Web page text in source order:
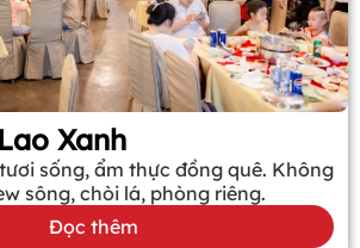
Xanh
sống, ẩm thực đồng quê. Không
sông, chòi lá, phòng riêng.
Đọc thêm